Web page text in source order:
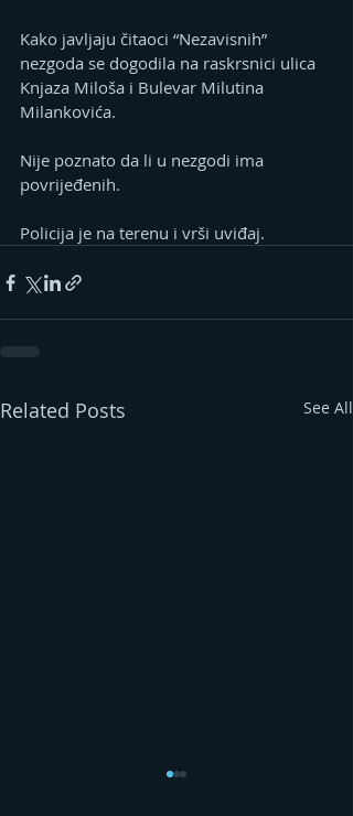
Kako javljaju čitaoci “Nezavisnih”
nezgoda se dogodila na raskrsnici ulica
Knjaza Miloša i Bulevar Milutina
Milankovića.
Nije poznato da li u nezgodi ima
povrijeđenih.
Policija je na terenu i vrši uviđaj.
Related Posts See All